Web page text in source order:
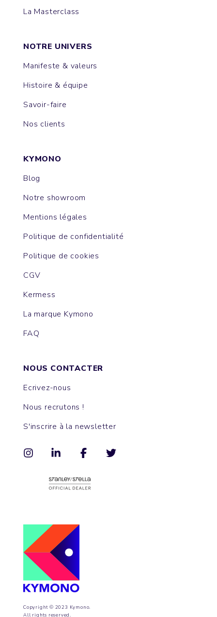
Copyright © 2023 Kymono.
All rights reserved.
La Masterclass
NOTRE UNIVERS
Manifeste & valeurs
Histoire & équipe
Savoir-faire
Nos clients
KYMONO
Blog
Notre showroom
Mentions légales
Politique de confidentialité
Politique de cookies
CGV
Kermess
La marque Kymono
FAQ
NOUS CONTACTER
Ecrivez-nous
Nous recrutons !
S'inscrire à la newsletter